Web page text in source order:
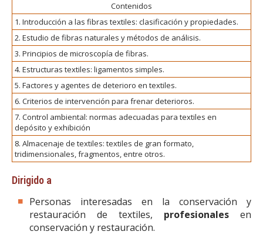
Contenidos
1. Introducción a las fibras textiles: clasificación y propiedades.
2. Estudio de fibras naturales y métodos de análisis.
3. Principios de microscopía de fibras.
4. Estructuras textiles: ligamentos simples.
5. Factores y agentes de deterioro en textiles.
6. Criterios de intervención para frenar deterioros.
7. Control ambiental: normas adecuadas para textiles en
depósito y exhibición
8. Almacenaje de textiles: textiles de gran formato,
tridimensionales, fragmentos, entre otros.
Dirigido a
Personas interesadas en la conservación y
restauración de textiles, profesionales en
conservación y restauración.